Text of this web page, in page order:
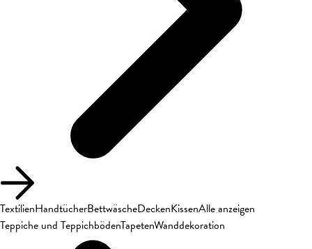
TextilienHandtücherBettwäscheDeckenKissenAlle anzeigen
Teppiche und TeppichbödenTapetenWanddekoration